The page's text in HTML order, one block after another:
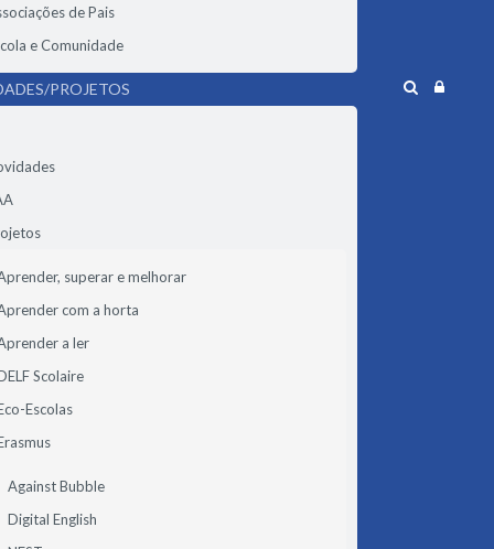
de Pais
e Comunidade
PROJETOS
superar e melhorar
com a horta
a ler
Scolaire
Escolas
Against Bubble
Digital English